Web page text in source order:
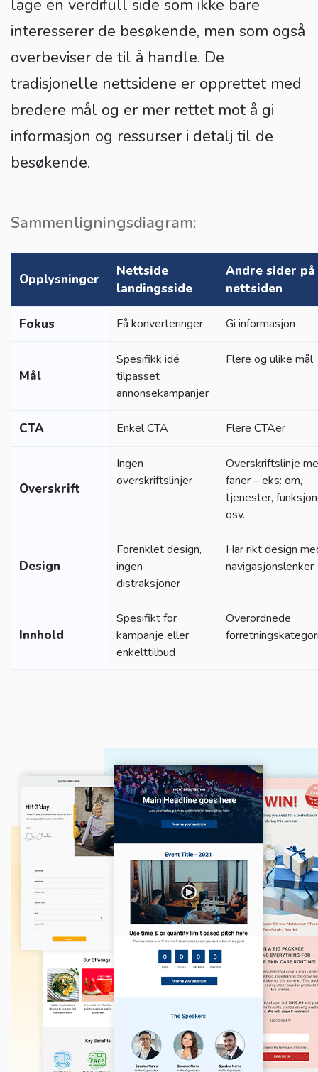
lage en verdifull side som ikke bare
interesserer de besøkende, men som også
overbeviser de til å handle. De
tradisjonelle nettsidene er opprettet med
bredere mål og er mer rettet mot å gi
informasjon og ressurser i detalj til de
besøkende.
Sammenligningsdiagram:
Opplysninger
Nettside
landingsside
Andre sider på
nettsiden
Fokus Få konverteringer Gi informasjon
Mål
Spesifikk idé
tilpasset
annonsekampanjer
Flere og ulike mål
CTA Enkel CTA Flere CTAer
Overskrift
Ingen
overskriftslinjer
Overskriftslinje
faner – eks: om,
tjenester,
osv.
Design
Forenklet design,
ingen
distraksjoner
Har rikt design
navigasjonslenker
Innhold
Spesifikt for
kampanje eller
enkelttilbud
Overordnede